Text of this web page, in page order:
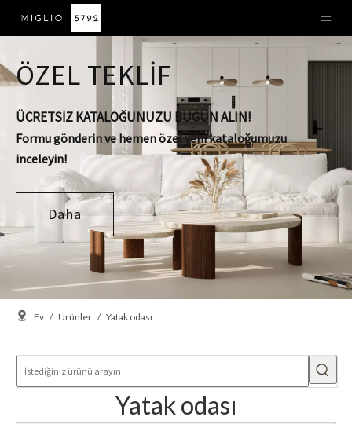
ÖZEL TEKLİF
ÜCRETSİZ KATALOĞUNUZU BUGÜN ALIN!
Formu gönderin ve hemen özel yeni kataloğumuzu
inceleyin!
Daha
Ev / Ürünler / Yatak odası
Yatak odası